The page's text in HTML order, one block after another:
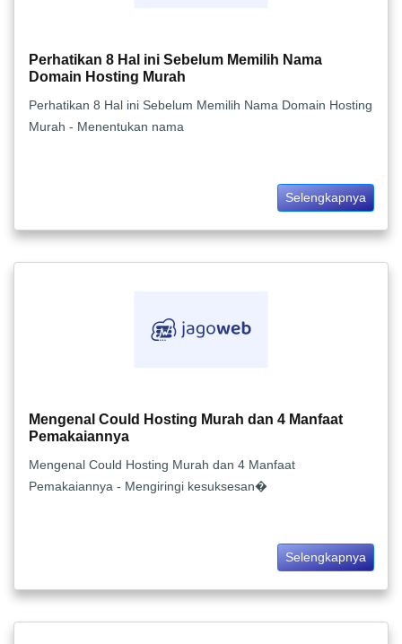
Perhatikan 8 Hal ini Sebelum Memilih Nama
Domain Hosting Murah
Perhatikan 8 Hal ini Sebelum Memilih Nama Domain Hosting
Murah - Menentukan nama
Selengkapnya
Mengenal Could Hosting Murah dan 4 Manfaat
Pemakaiannya
Mengenal Could Hosting Murah dan 4 Manfaat
Pemakaiannya - Mengiringi kesuksesan�
Selengkapnya